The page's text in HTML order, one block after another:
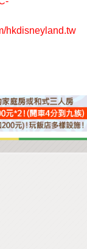
hkdisneyland.tw